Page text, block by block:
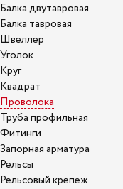
Балка двутавровая
Балка тавровая
Швеллер
Уголок
Круг
Квадрат
Проволока
Труба профильная
Фитинги
Запорная арматура
Рельсы
Рельсовый крепеж